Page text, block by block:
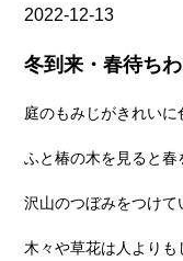
2022-12-13
冬到来・春待ち
庭のもみじがきれいに
ふと椿の木を見ると春
沢山のつぼみをつけて
木々や草花は人よりも